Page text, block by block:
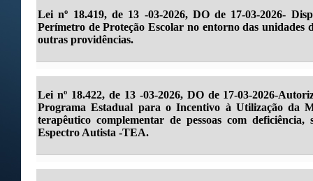
Lei nº 18.419, de 13 -03-2026, DO de 17-03-2026-
Perímetro de Proteção Escolar no entorno das unidades
outras providências.
Lei nº 18.422, de 13 -03-2026, DO de 17-03-2026-
Programa Estadual para o Incentivo à Utilização da
terapêutico complementar de pessoas com
Espectro Autista -TEA.